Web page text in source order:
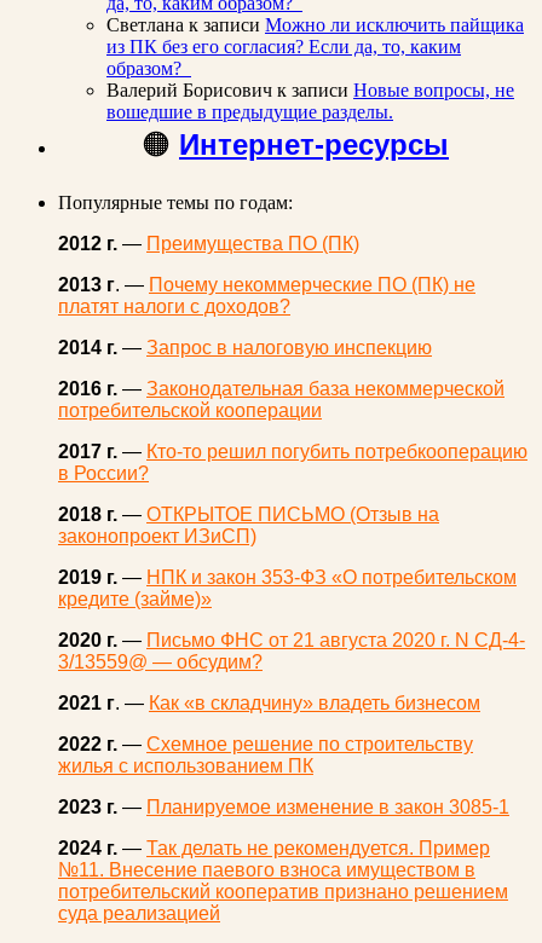
Светлана к записи Можно ли исключить пайщика
из ПК без его согласия? Если да, то, каким
образом?
Валерий Борисович к записи Новые вопросы, не
вошедшие в предыдущие разделы.
🟠 Интернет-ресурсы
Популярные темы по годам:
2012 г. — Преимущества ПО (ПК)
2013 г. — Почему некоммерческие ПО (ПК) не
платят налоги с доходов?
2014 г. — Запрос в налоговую инспекцию
2016 г. — Законодательная база некоммерческой
потребительской кооперации
2017 г. — Кто-то решил погубить потребкооперацию
в России?
2018 г. — ОТКРЫТОЕ ПИСЬМО (Отзыв на
законопроект ИЗиСП)
2019 г. — НПК и закон 353-ФЗ «О потребительском
кредите (займе)»
2020 г. — Письмо ФНС от 21 августа 2020 г. N СД-4-
3/13559@ — обсудим?
2021 г. — Как «в складчину» владеть бизнесом
2022 г. — Схемное решение по строительству
жилья с использованием ПК
2023 г. — Планируемое изменение в закон 3085-1
2024 г. — Так делать не рекомендуется. Пример
№11. Внесение паевого взноса имуществом в
потребительский кооператив признано решением
суда реализацией